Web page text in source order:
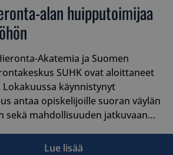
alan huipputoimijaa
Akatemia ja Suomen
SUHK ovat aloittaneet
käynnistynyt
antaa opiskelijoille suoran väylän
sekä mahdollisuuden jatkuvaan…
Lue lisää
CookieScriptConsent